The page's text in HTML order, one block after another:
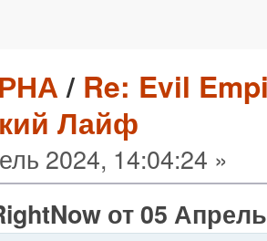
/ Re: Evil
Лайф
2024, 14:04:24 »
от 05